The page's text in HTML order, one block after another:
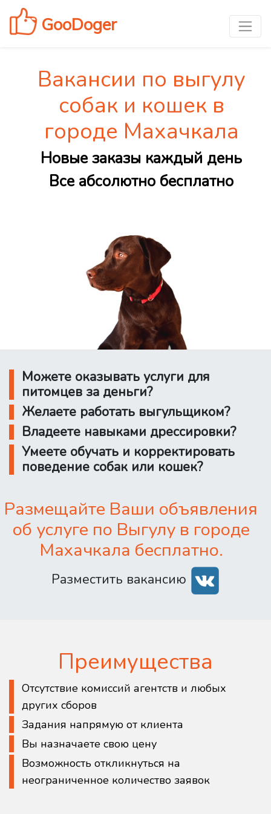
GooDoger
Вакансии по выгулу
собак и кошек в
городе Махачкала
Новые заказы каждый день
Все абсолютно бесплатно
Можете оказывать услуги для
питомцев за деньги?
Желаете работать выгульщиком?
Владеете навыками дрессировки?
Умеете обучать и корректировать
поведение собак или кошек?
Размещайте Ваши объявления
об услуге по Выгулу в городе
Махачкала бесплатно.
Разместить вакансию
Преимущества
Отсутствие комиссий агентств и любых
других сборов
Задания напрямую от клиента
Вы назначаете свою цену
Возможность откликнуться на
неограниченное количество заявок